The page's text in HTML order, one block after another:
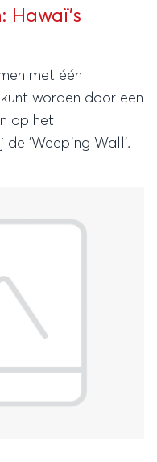
Hawaï's
met één
worden door een
op het
de 'Weeping Wall'.